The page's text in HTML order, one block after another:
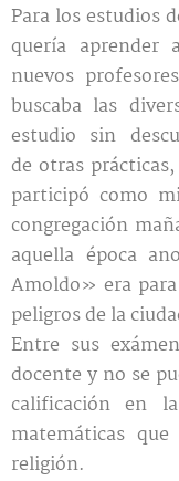
Para los estudios
quería
nuevos
buscaba las
estudio sin
de otras
participó como
congregación
aquella época
Amoldo» era
peligros de la
Entre sus
docente y no se
calificación en
matemáticas
religión.